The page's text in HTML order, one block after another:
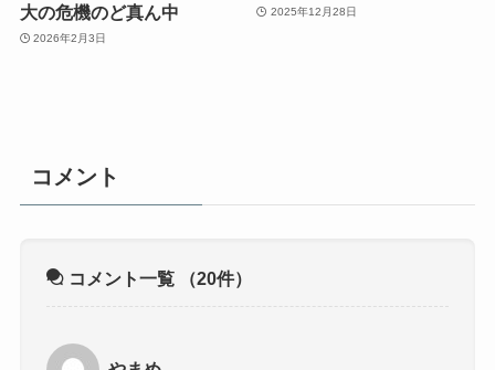
大の危機のど真ん中
2026年2月3日
2025年12月28日
コメント
コメント一覧 （20件）